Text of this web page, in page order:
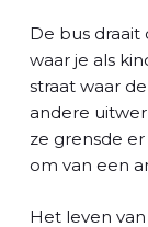
a
a
e
De bus draait
waar je als
straat waar
andere
ze grensde
om van een
Het leven